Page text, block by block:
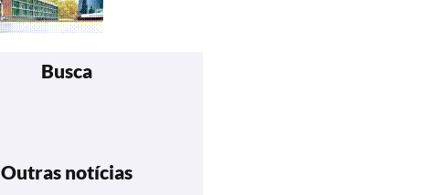
Busca
Outras notícias